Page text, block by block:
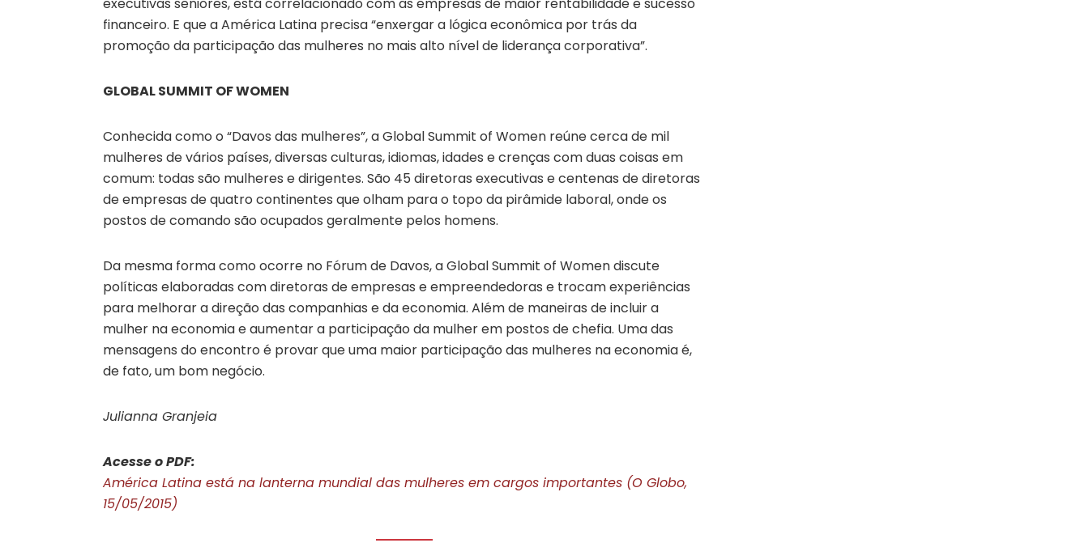
financeiro. E que a América Latina precisa “enxergar a lógica econômica por trás da
promoção da participação das mulheres no mais alto nível de liderança corporativa”.
GLOBAL SUMMIT OF WOMEN
Conhecida como o “Davos das mulheres”, a Global Summit of Women reúne cerca de mil
mulheres de vários países, diversas culturas, idiomas, idades e crenças com duas coisas em
comum: todas são mulheres e dirigentes. São 45 diretoras executivas e centenas de diretoras
de empresas de quatro continentes que olham para o topo da pirâmide laboral, onde os
postos de comando são ocupados geralmente pelos homens.
Da mesma forma como ocorre no Fórum de Davos, a Global Summit of Women discute
políticas elaboradas com diretoras de empresas e empreendedoras e trocam experiências
para melhorar a direção das companhias e da economia. Além de maneiras de incluir a
mulher na economia e aumentar a participação da mulher em postos de chefia. Uma das
mensagens do encontro é provar que uma maior participação das mulheres na economia é,
de fato, um bom negócio.
Julianna Granjeia
Acesse o PDF:
América Latina está na lanterna mundial das mulheres em cargos importantes (O Globo,
15/05/2015)